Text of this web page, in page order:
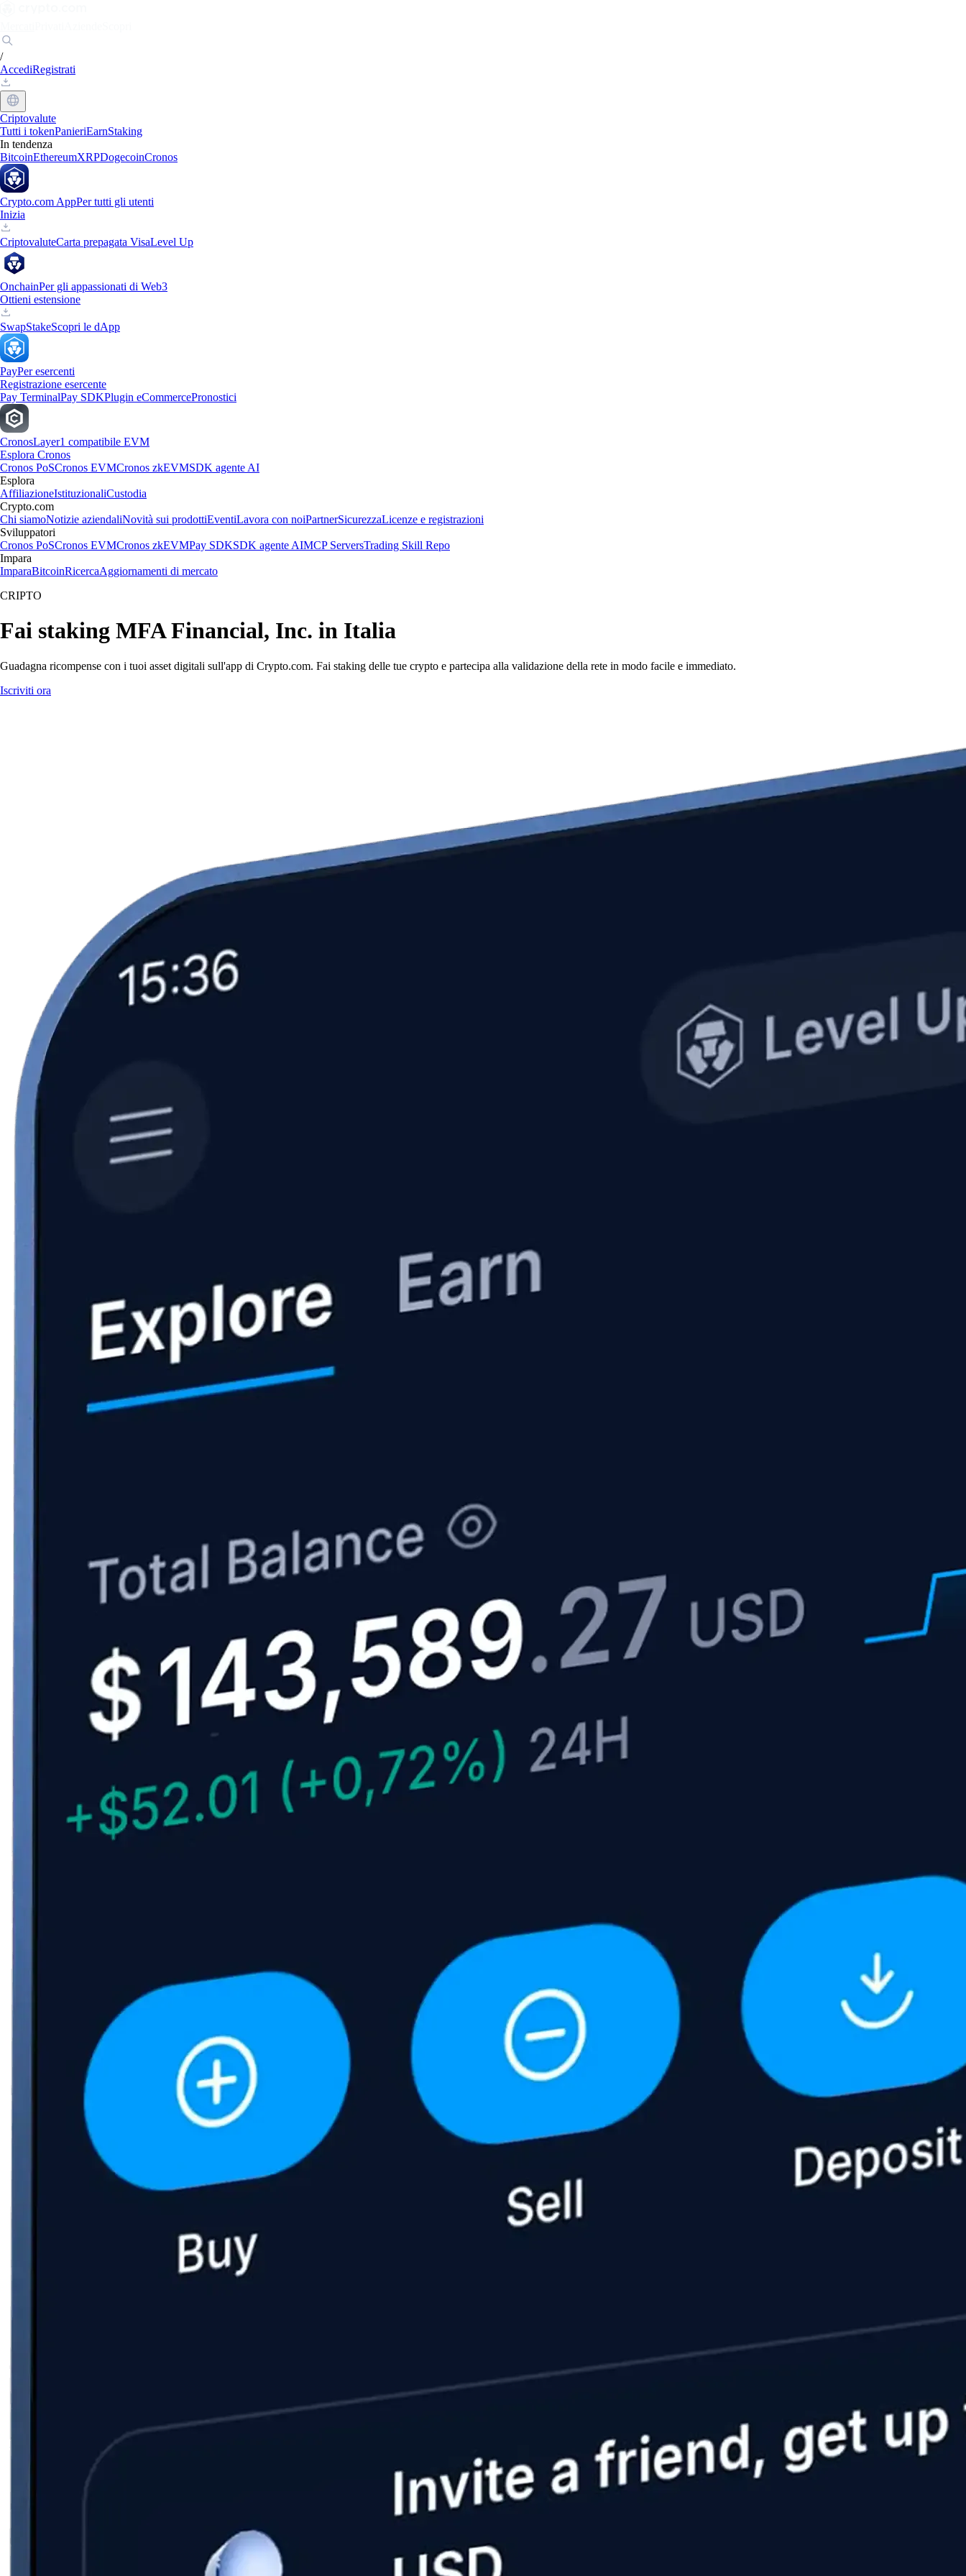
/
AccediRegistrati
Criptovalute
Tutti i tokenPanieriEarnStaking
In tendenza
BitcoinEthereumXRPDogecoinCronos
Crypto.com AppPer tutti gli utenti
Inizia
CriptovaluteCarta prepagata VisaLevel Up
OnchainPer gli appassionati di Web3
Ottieni estensione
SwapStakeScopri le dApp
PayPer esercenti
Registrazione esercente
Pay TerminalPay SDKPlugin eCommercePronostici
CronosLayer1 compatibile EVM
Esplora Cronos
Cronos PoSCronos EVMCronos zkEVMSDK agente AI
Esplora
AffiliazioneIstituzionaliCustodia
Crypto.com
Chi siamoNotizie aziendaliNovità sui prodottiEventiLavora con noiPartnerSicurezzaLicenze e registrazioni
Sviluppatori
Cronos PoSCronos EVMCronos zkEVMPay SDKSDK agente AIMCP ServersTrading Skill Repo
Impara
ImparaBitcoinRicercaAggiornamenti di mercato
CRIPTO
Fai staking MFA Financial, Inc. in Italia
Guadagna ricompense con i tuoi asset digitali sull'app di Crypto.com. Fai staking delle tue crypto e partecipa alla validazione della rete in modo facile e immediato.
Iscriviti ora